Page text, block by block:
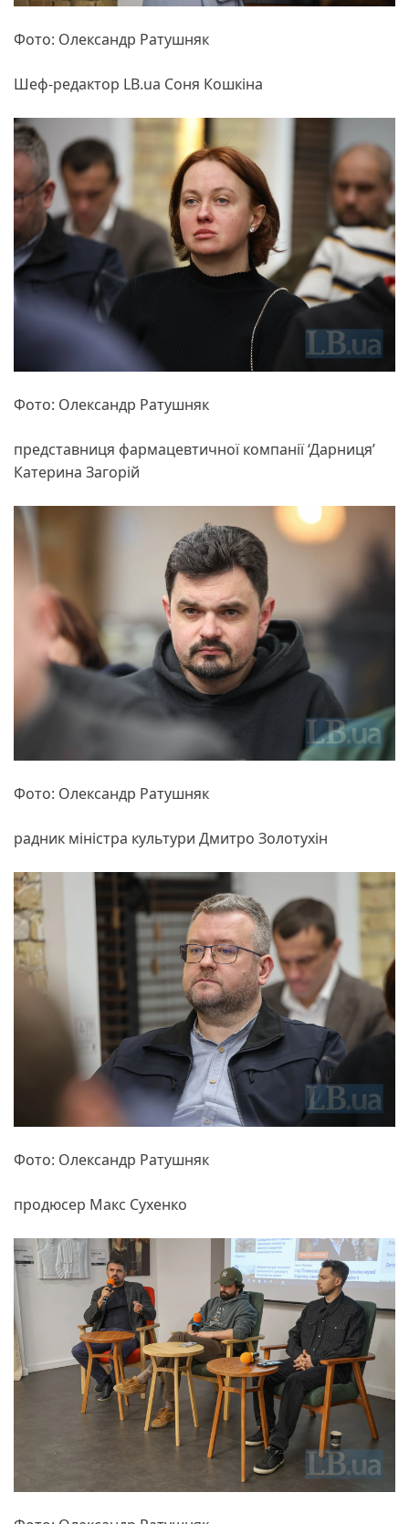
Фото: Олександр Ратушняк
Шеф-редактор LB.ua Соня Кошкіна
Фото: Олександр Ратушняк
представниця фармацевтичної компанії ‘Дарниця’
Катерина Загорій
Фото: Олександр Ратушняк
радник міністра культури Дмитро Золотухін
Фото: Олександр Ратушняк
продюсер Макс Сухенко